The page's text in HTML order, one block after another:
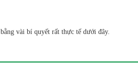
bằng vài bí quyết rất thực tế dưới đây.